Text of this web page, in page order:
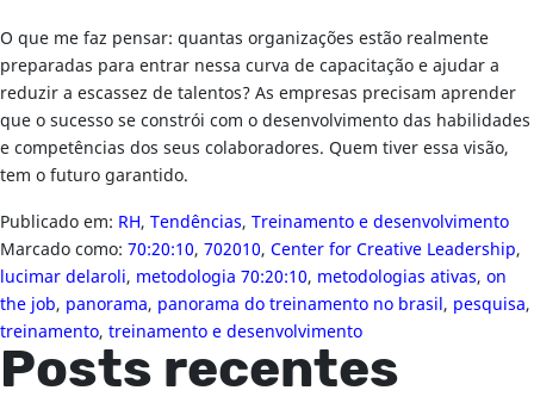
O que me faz pensar: quantas organizações estão realmente
preparadas para entrar nessa curva de capacitação e ajudar a
reduzir a escassez de talentos? As empresas precisam aprender
que o sucesso se constrói com o desenvolvimento das habilidades
e competências dos seus colaboradores. Quem tiver essa visão,
tem o futuro garantido.
Publicado em: RH, Tendências, Treinamento e desenvolvimento
Marcado como: 70:20:10, 702010, Center for Creative Leadership,
lucimar delaroli, metodologia 70:20:10, metodologias ativas, on
the job, panorama, panorama do treinamento no brasil, pesquisa,
treinamento, treinamento e desenvolvimento
Posts recentes